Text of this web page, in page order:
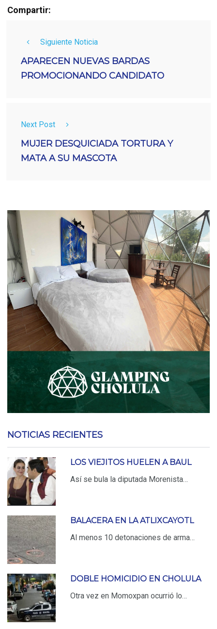
Compartir:
Siguiente Noticia
APARECEN NUEVAS BARDAS
PROMOCIONANDO CANDIDATO
Next Post
MUJER DESQUICIADA TORTURA Y
MATA A SU MASCOTA
NOTICIAS RECIENTES
LOS VIEJITOS HUELEN A BAUL
Así se bula la diputada Morenista…
BALACERA EN LA ATLIXCAYOTL
Al menos 10 detonaciones de arma…
DOBLE HOMICIDIO EN CHOLULA
Otra vez en Momoxpan ocurrió lo…